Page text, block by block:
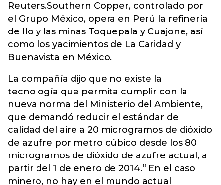
Reuters.Southern Copper, controlado por
el Grupo México, opera en Perú la refinería
de Ilo y las minas Toquepala y Cuajone, así
como los yacimientos de La Caridad y
Buenavista en México.
La compañía dijo que no existe la
tecnología que permita cumplir con la
nueva norma del Ministerio del Ambiente,
que demandó reducir el estándar de
calidad del aire a 20 microgramos de dióxido
de azufre por metro cúbico desde los 80
microgramos de dióxido de azufre actual, a
partir del 1 de enero de 2014.“ En el caso
minero, no hay en el mundo actual